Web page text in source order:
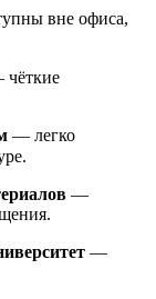
вне офиса,
— легко
—
—